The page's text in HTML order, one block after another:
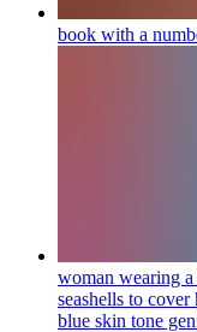
book with a
woman wearing
seashells to cover
blue skin tone